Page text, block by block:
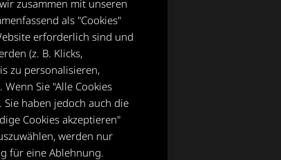
zusammen mit unseren
als "Cookies"
erforderlich sind und
(z. B. Klicks,
zu personalisieren,
Sie "Alle Cookies
haben jedoch auch die
Cookies akzeptieren"
werden nur
für eine Ablehnung.